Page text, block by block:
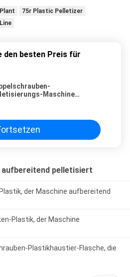
75r Plastic Pelletizer
den besten Preis für
Maschine
pelletisiert
der Maschine aufbereitend
Plastik, der Maschine
Plastikhaustier-Flasche, die